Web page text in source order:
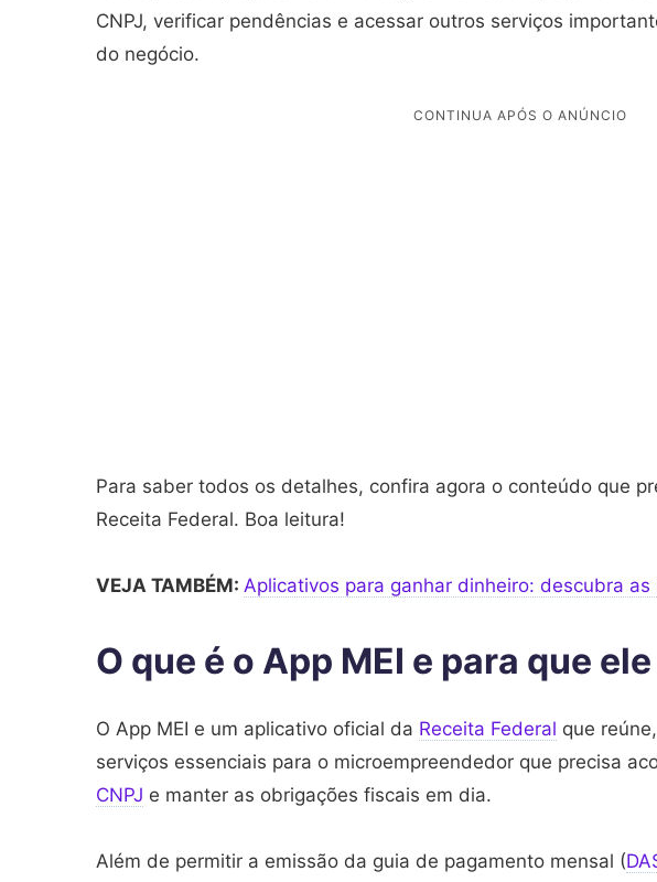
CNPJ, verificar pendências e acessar outros serviços
do negócio.
Para saber todos os detalhes, confira agora o conteúdo que
Receita Federal. Boa leitura!
VEJA TAMBÉM: Aplicativos para ganhar dinheiro: descubra as
O que é o App MEI e para que
O App MEI e um aplicativo oficial da Receita Federal que
serviços essenciais para o microempreendedor que precisa
CNPJ e manter as obrigações fiscais em dia.
Além de permitir a emissão da guia de pagamento mensal (